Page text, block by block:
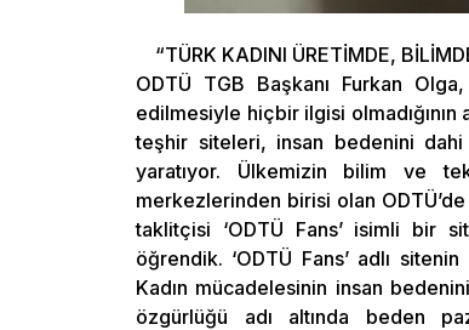
“TÜRK KADINI ÜRETİMDE,
ODTÜ TGB Başkanı Furkan
edilmesiyle hiçbir ilgisi olmadığının
teşhir siteleri, insan bedenini
yaratıyor. Ülkemizin bilim ve
merkezlerinden birisi olan
taklitçisi ‘ODTÜ Fans’ isimli bir
öğrendik. ‘ODTÜ Fans’ adlı
Kadın mücadelesinin insan
özgürlüğü adı altında beden